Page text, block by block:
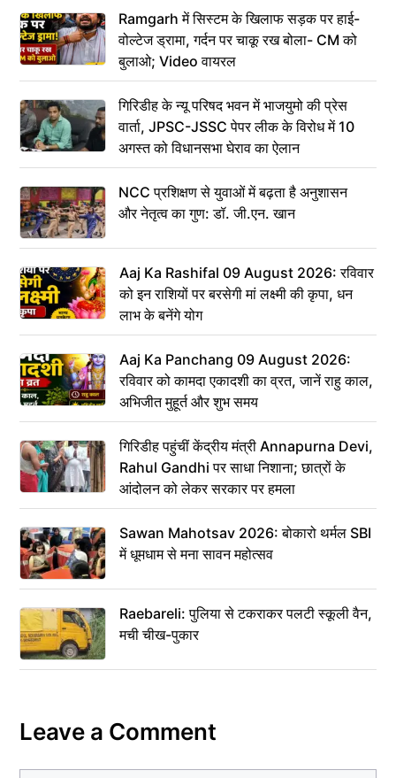
Ramgarh में सिस्टम के खिलाफ सड़क पर हाई-
वोल्टेज ड्रामा, गर्दन पर चाकू रख बोला- CM को
बुलाओ; Video वायरल
गिरिडीह के न्यू परिषद भवन में भाजयुमो की प्रेस
वार्ता, JPSC-JSSC पेपर लीक के विरोध में 10
अगस्त को विधानसभा घेराव का ऐलान
NCC प्रशिक्षण से युवाओं में बढ़ता है अनुशासन
और नेतृत्व का गुण: डॉ. जी.एन. खान
Aaj Ka Rashifal 09 August 2026: रविवार
को इन राशियों पर बरसेगी मां लक्ष्मी की कृपा, धन
लाभ के बनेंगे योग
Aaj Ka Panchang 09 August 2026:
रविवार को कामदा एकादशी का व्रत, जानें राहु काल,
अभिजीत मुहूर्त और शुभ समय
गिरिडीह पहुंचीं केंद्रीय मंत्री Annapurna Devi,
Rahul Gandhi पर साधा निशाना; छात्रों के
आंदोलन को लेकर सरकार पर हमला
Sawan Mahotsav 2026: बोकारो थर्मल SBI
में धूमधाम से मना सावन महोत्सव
Raebareli: पुलिया से टकराकर पलटी स्कूली वैन,
मची चीख-पुकार
Leave a Comment